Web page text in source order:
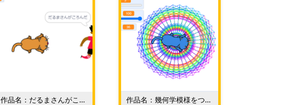
作品名：だるまさんがころ
作品名：幾何学模様をつく